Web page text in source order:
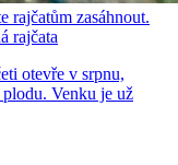
rajčatům zasáhnout.
rajčata
otevře v srpnu,
plodu. Venku je už